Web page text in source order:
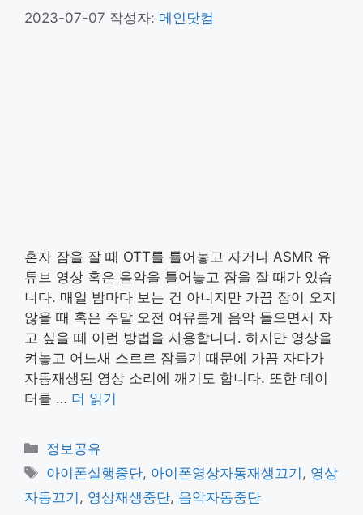
2023-07-07 작성자: 메인닷컴
혼자 잠을 잘 때 OTT를 틀어놓고 자거나 ASMR 유
튜브 영상 혹은 음악을 틀어놓고 잠을 잘 때가 있습
니다. 매일 밤마다 보는 건 아니지만 가끔 잠이 오지
않을 때 혹은 주말 오전 여유롭게 음악 들으면서 자
고 싶을 때 이런 방법을 사용합니다. 하지만 영상을
켜놓고 어느새 스르르 잠들기 때문에 가끔 자다가
자동재생된 영상 소리에 깨기도 합니다. 또한 데이
터를 … 더 읽기
카
테
고
리
정보공유
태
그
아이폰실행중단, 아이폰영상자동재생끄기 , 영상
자동끄기 , 영상재생중단, 음악자동중단